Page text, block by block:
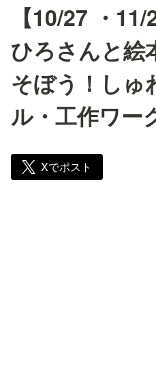
【10/27 ・
ひろさんと絵
そぼう！しゅ
ル・工作ワー
Xでポスト